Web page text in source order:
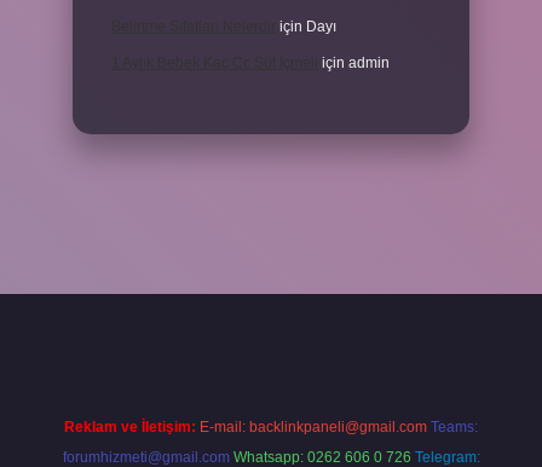
için Dayı
için admin
Reklam ve İletişim: E-mail: backlinkpaneli@gmail.com Teams:
forumhizmeti@gmail.com Whatsapp: 0262 606 0 726 Telegram: